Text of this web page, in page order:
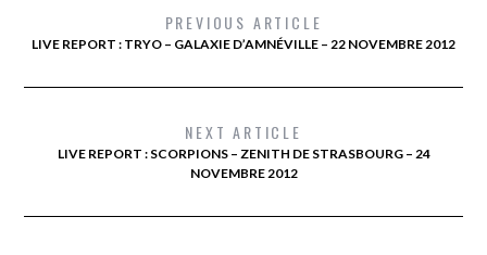
PREVIOUS ARTICLE
LIVE REPORT : TRYO – GALAXIE D’AMNÉVILLE – 22 NOVEMBRE 2012
NEXT ARTICLE
LIVE REPORT : SCORPIONS – ZENITH DE STRASBOURG – 24
NOVEMBRE 2012